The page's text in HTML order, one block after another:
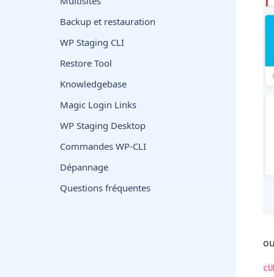
Backup et restauration
WP Staging CLI
Restore Tool
Knowledgebase
Magic Login Links
WP Staging Desktop
Commandes WP-CLI
Dépannage
Questions fréquentes